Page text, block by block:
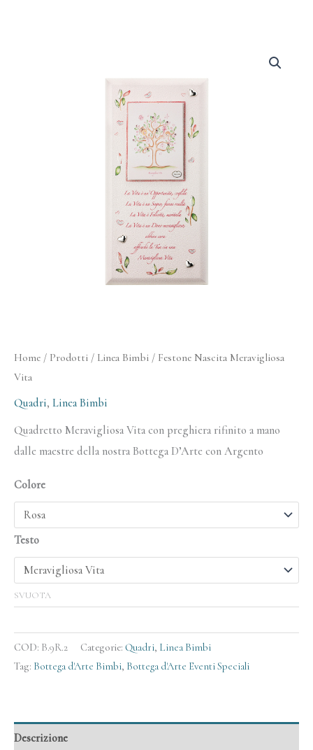
Home / Prodotti / Linea Bimbi / Festone Nascita Meravigliosa
Vita
Quadri, Linea Bimbi
Quadretto Meravigliosa Vita con preghiera rifinito a mano
dalle maestre della nostra Bottega D’Arte con Argento
Colore
Testo
SVUOTA
COD: B.9R.2 Categorie: Quadri, Linea Bimbi
Tag: Bottega d'Arte Bimbi, Bottega d'Arte Eventi Speciali
Descrizione